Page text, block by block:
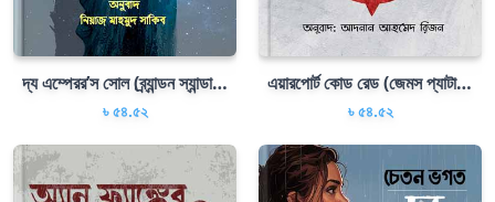
দ্য এম্পেরর’স সোল (ব্র্যান্ডন স্যান্ডারসন)
৳ ৫৪.৫২
এয়ারপোর্ট কোড রেড (জেমস প্যাটারসন)
৳ ৫৪.৫২